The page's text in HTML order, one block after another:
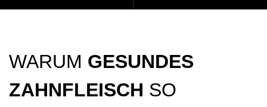
WARUM GESUNDES
ZAHNFLEISCH SO